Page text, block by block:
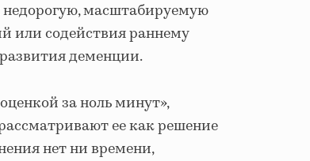
недорогую, масштабируемую
или содействия раннему
деменции.
за ноль минут»,
ее как решение
нет ни времени,